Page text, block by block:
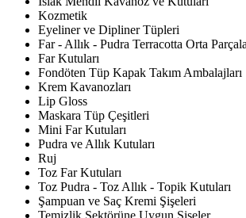
Kozmetik
Eyeliner ve Dipliner Tüpleri
Far - Allık - Pudra Terracotta Orta
Far Kutuları
Fondöten Tüp Kapak Takım Ambalajları
Krem Kavanozları
Lip Gloss
Maskara Tüp Çeşitleri
Mini Far Kutuları
Pudra ve Allık Kutuları
Ruj
Toz Far Kutuları
Toz Pudra - Toz Allık - Topik Kutuları
Şampuan ve Saç Kremi Şişeleri